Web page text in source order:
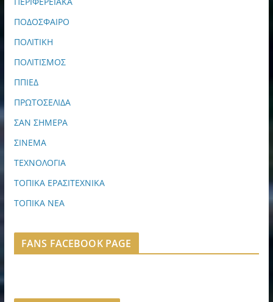
ΠΟΔΟΣΦΑΙΡΟ
ΠΟΛΙΤΙΚΗ
ΠΟΛΙΤΙΣΜΟΣ
ΠΠΙΕΔ
ΠΡΩΤΟΣΕΛΙΔΑ
ΣΑΝ ΣΗΜΕΡΑ
ΣΙΝΕΜΑ
ΤΕΧΝΟΛΟΓΙΑ
ΤΟΠΙΚΑ ΕΡΑΣΙΤΕΧΝΙΚΑ
ΤΟΠΙΚΑ ΝΕΑ
FANS FACEBOOK PAGE